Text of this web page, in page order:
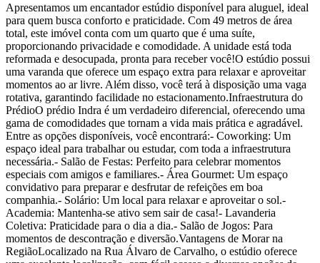
Apresentamos um encantador estúdio disponível para aluguel, ideal
para quem busca conforto e praticidade. Com 49 metros de área
total, este imóvel conta com um quarto que é uma suíte,
proporcionando privacidade e comodidade. A unidade está toda
reformada e desocupada, pronta para receber você!O estúdio possui
uma varanda que oferece um espaço extra para relaxar e aproveitar
momentos ao ar livre. Além disso, você terá à disposição uma vaga
rotativa, garantindo facilidade no estacionamento.Infraestrutura do
PrédioO prédio Indra é um verdadeiro diferencial, oferecendo uma
gama de comodidades que tornam a vida mais prática e agradável.
Entre as opções disponíveis, você encontrará:- Coworking: Um
espaço ideal para trabalhar ou estudar, com toda a infraestrutura
necessária.- Salão de Festas: Perfeito para celebrar momentos
especiais com amigos e familiares.- Área Gourmet: Um espaço
convidativo para preparar e desfrutar de refeições em boa
companhia.- Solário: Um local para relaxar e aproveitar o sol.-
Academia: Mantenha-se ativo sem sair de casa!- Lavanderia
Coletiva: Praticidade para o dia a dia.- Salão de Jogos: Para
momentos de descontração e diversão.Vantagens de Morar na
RegiãoLocalizado na Rua Álvaro de Carvalho, o estúdio oferece